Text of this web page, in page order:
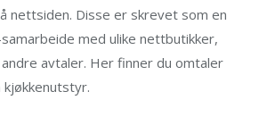
nettsiden. Disse er skrevet som en
med ulike nettbutikker,
avtaler. Her finner du omtaler